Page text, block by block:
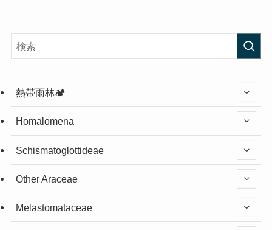
熱帯雨林🏕️
Homalomena
Schismatoglottideae
Other Araceae
Melastomataceae